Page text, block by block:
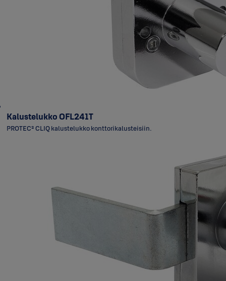
Kalustelukko OFL241T
PROTEC² CLIQ kalustelukko konttorikalusteisiin.